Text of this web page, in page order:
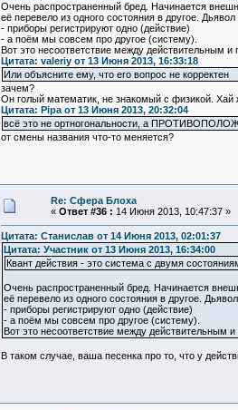
Очень распространенный бред. Начинается
её перевело из одного состояния в другое. Дьявол
- приборы регистрируют одно (действие)
- а поём мы совсем про другое (систему).
Вот это несоответствие между действительным и
Цитата: valeriy от 13 Июня 2013, 16:33:18
Или объясните ему, что его вопрос не корректен
зачем?
Он голый математик, не знакомый с физикой. Хай
Цитата: Pipa от 13 Июня 2013, 20:32:04
всё это не ортногональности, а
от смены названия что-то меняется?
Re: Сфера Блоха
« Ответ #36 : 14 Июня 2013, 10:47:37 »
Цитата: Станислав от 14 Июня 2013, 02:01:37
Цитата: Участник от 13 Июня 2013, 16:34:00
Квант действия - это система с двумя
Очень распространенный бред. Начинается
её перевело из одного состояния в другое.
- приборы регистрируют одно (действие)
- а поём мы совсем про другое (систему).
Вот это несоответствие между действительным
В таком случае, ваша песенка про то, что у